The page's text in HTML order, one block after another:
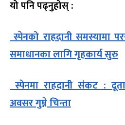
यो पनि पढ्नुहोस् :
स्पेनको राहदानी समस्यामा
समाधानका लागि गृहकार्य सुरु
स्पेनमा राहदानी संकट :
अवसर गुम्ने चिन्ता